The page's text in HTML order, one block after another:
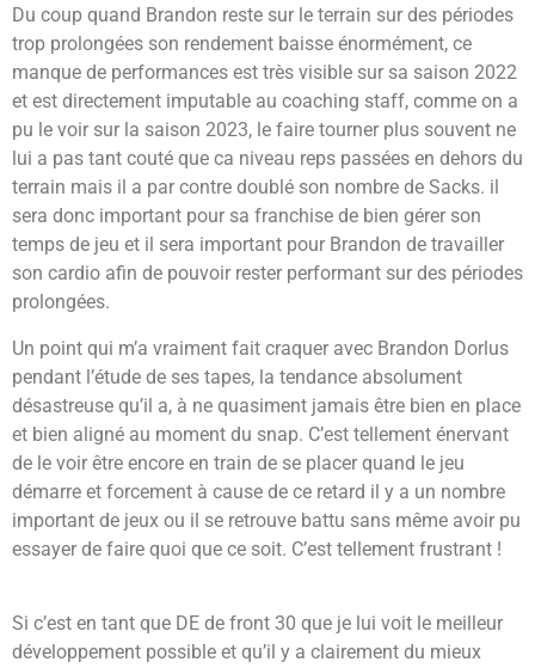
Du coup quand Brandon reste sur le terrain sur des périodes
trop prolongées son rendement baisse énormément, ce
manque de performances est très visible sur sa saison 2022
et est directement imputable au coaching staff, comme on a
pu le voir sur la saison 2023, le faire tourner plus souvent ne
lui a pas tant couté que ca niveau reps passées en dehors du
terrain mais il a par contre doublé son nombre de Sacks. il
sera donc important pour sa franchise de bien gérer son
temps de jeu et il sera important pour Brandon de travailler
son cardio afin de pouvoir rester performant sur des périodes
prolongées.
Un point qui m’a vraiment fait craquer avec Brandon Dorlus
pendant l’étude de ses tapes, la tendance absolument
désastreuse qu’il a, à ne quasiment jamais être bien en place
et bien aligné au moment du snap. C’est tellement énervant
de le voir être encore en train de se placer quand le jeu
démarre et forcement à cause de ce retard il y a un nombre
important de jeux ou il se retrouve battu sans même avoir pu
essayer de faire quoi que ce soit. C’est tellement frustrant !
Si c’est en tant que DE de front 30 que je lui voit le meilleur
développement possible et qu’il y a clairement du mieux